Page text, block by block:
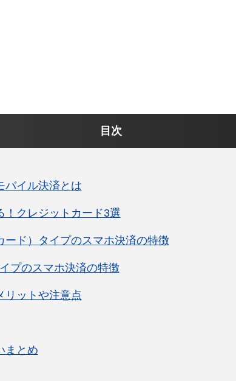
目次
バイル決済とは
！クレジットカード3選
ード）タイプのスマホ決済の特徴
プのスマホ決済の特徴
リットや注意点
まとめ